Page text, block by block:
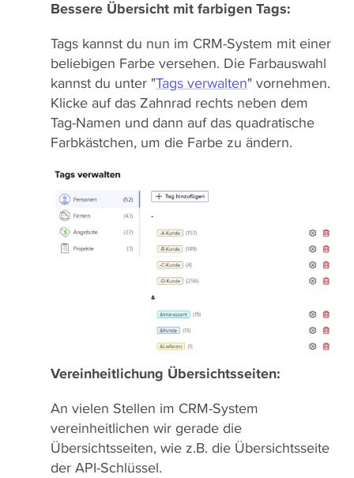
Bessere Übersicht mit farbigen Tags:
Tags kannst du nun im CRM-System mit einer
beliebigen Farbe versehen. Die Farbauswahl
kannst du unter "Tags verwalten" vornehmen.
Klicke auf das Zahnrad rechts neben dem
Tag-Namen und dann auf das quadratische
Farbkästchen, um die Farbe zu ändern.
Vereinheitlichung Übersichtsseiten:
An vielen Stellen im CRM-System
vereinheitlichen wir gerade die
Übersichtsseiten, wie z.B. die Übersichtsseite
der API-Schlüssel.